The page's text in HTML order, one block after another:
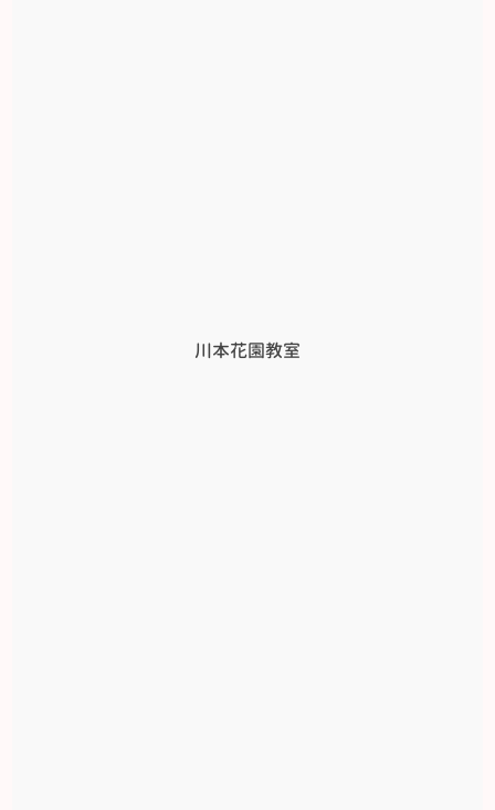
川本花園教室